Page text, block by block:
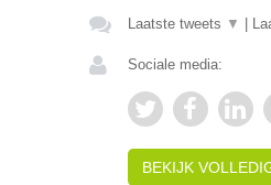
Laatste tweets ▼
Sociale media:
BEKIJK